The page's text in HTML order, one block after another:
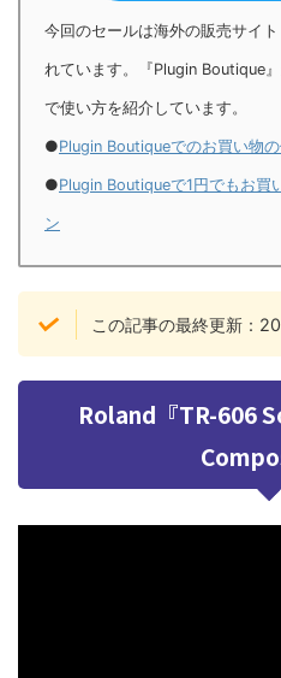
今回のセールは海外の販売サイ
れています。『Plugin Boutique
で使い方を紹介しています。
●Plugin Boutiqueでのお買い物
●Plugin Boutiqueで1円でもお買
ン
この記事の最終更新：
Roland『TR-606